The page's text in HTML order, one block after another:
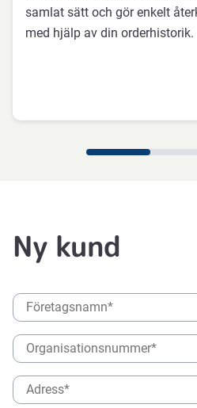
samlat sätt och gör enkelt
med hjälp av din orderhistorik.
Ny kund